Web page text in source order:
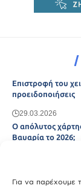
Για να παρέχουμε
Επιστροφή του
προειδοποιήσεις
29.03.2026
Ο απόλυτος
Βαυαρία το 2026;
Μόναχο;